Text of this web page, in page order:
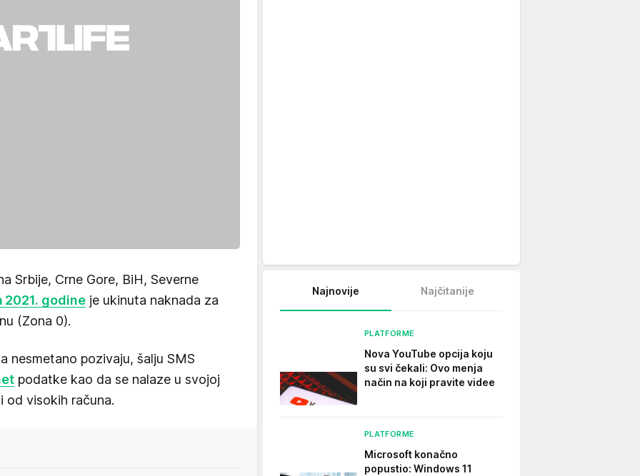
Srbije, Crne Gore, BiH, Severne
2021. godine je ukinuta naknada za
(Zona 0).
nesmetano pozivaju, šalju SMS
podatke kao da se nalaze u svojoj
od visokih računa.
Najnovije Najčitanije
PLATFORME
Nova YouTube opcija koju
su svi čekali: Ovo menja
način na koji pravite videe
PLATFORME
Microsoft konačno
popustio: Windows 11